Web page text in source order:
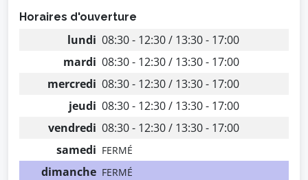
Horaires d'ouverture
lundi 08:30 - 12:30 / 13:30 - 17:00
mardi 08:30 - 12:30 / 13:30 - 17:00
mercredi 08:30 - 12:30 / 13:30 - 17:00
jeudi 08:30 - 12:30 / 13:30 - 17:00
vendredi 08:30 - 12:30 / 13:30 - 17:00
samedi FERMÉ
dimanche FERMÉ